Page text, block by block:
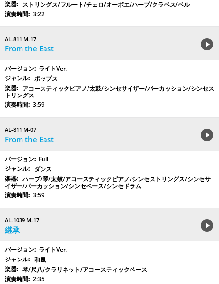
ストリングス/フルート/チェロ/オーボエ/ハープ/クラベス/ベル
3:22
AL-811 M-17
From the East
ライトVer.
ポップス
アコースティックピアノ/太鼓/シンセサイザー/パーカッション/シンセス
トリングス
3:59
AL-811 M-07
From the East
Full
ダンス
ハープ/琴/太鼓/アコースティックピアノ/シンセストリングス/シンセサ
イザー/パーカッション/シンセベース/シンセドラム
3:59
AL-1039 M-17
継承
ライトVer.
和風
琴/尺八/クラリネット/アコースティックベース
2:35